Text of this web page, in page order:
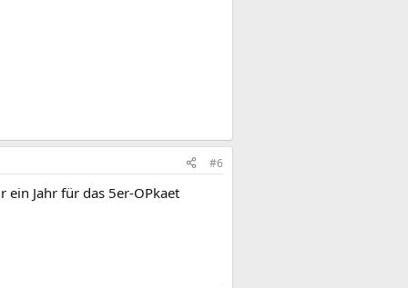
#6
Jahr für das 5er-OPkaet